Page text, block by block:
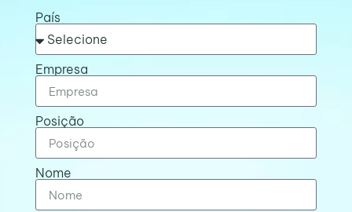
País
Empresa
Posição
Nome